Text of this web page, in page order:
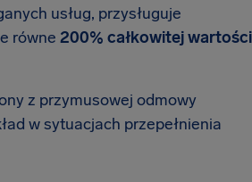
usług, przysługuje
równe 200% całkowitej wartości
z przymusowej odmowy
w sytuacjach przepełnienia